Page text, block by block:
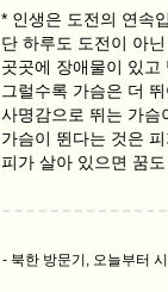
* 인생은 도전의 연속
단 하루도 도전이 아
곳곳에 장애물이 있고
그럴수록 가슴은 더
사명감으로 뛰는 가슴
가슴이 뛴다는 것은
피가 살아 있으면 꿈
- 북한 방문기, 오늘부터